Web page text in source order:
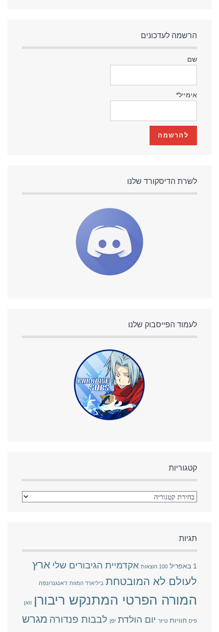
הרשמה לעדכונים
שם
אימייל*
לשרת הדיסקורד שלנו
לעמוד הפייסבוק שלנו
קטגוריות
תגיות
1 באפריל 100 הוצאות אקדמיית הגיבורים שלי ארץ
לעולם לא המובטחת ביליארד המוות דאנגנרונפה
המורה הפרטי המתנקש ריבורן וואן
פיס חוויות טיזר יום הולדת יפן לבבות פנדורה מגרש